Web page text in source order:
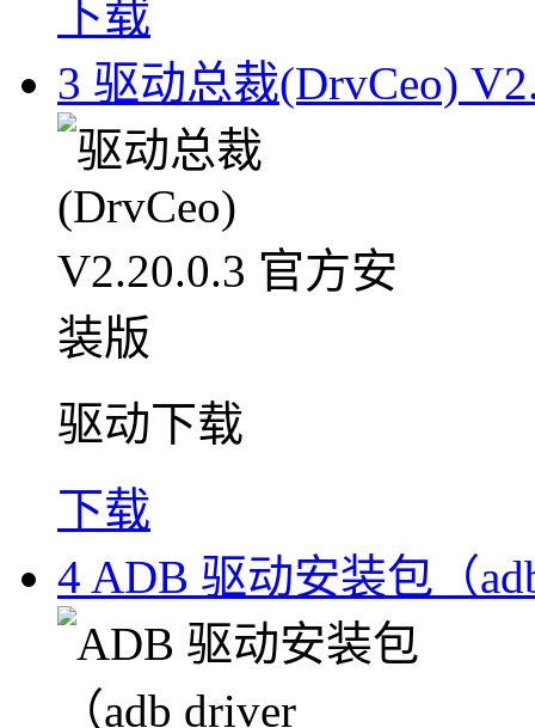
下载
3 驱动总裁(DrvCeo)
驱动下载
下载
4 ADB 驱动安装包（